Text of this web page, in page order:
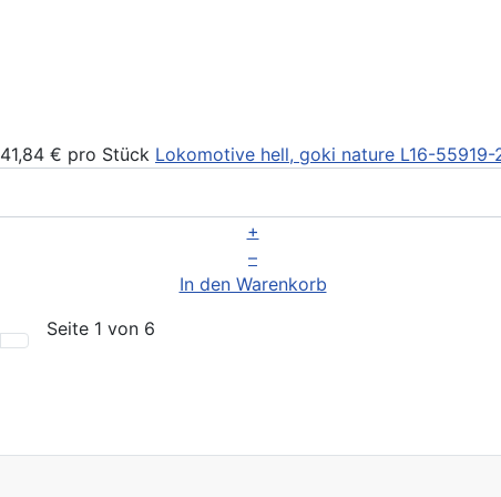
41,84 € pro Stück Lokomotive hell, goki nature L16-55919-
+
–
In den Warenkorb
Seite 1 von 6